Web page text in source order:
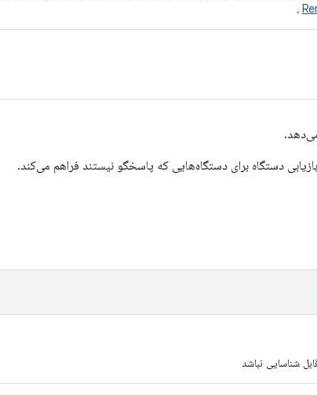
،
دستگاه برای دستگاه‌هایی که پاسخگو نیستند فراهم می‌کند.